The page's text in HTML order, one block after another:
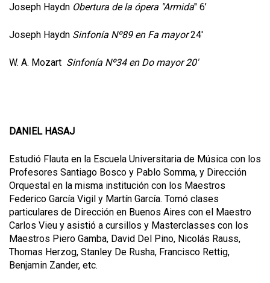
Joseph Haydn Obertura de la ópera "Armida" 6’
Joseph Haydn Sinfonía Nº89 en Fa mayor24'
W. A. Mozart Sinfonía Nº34 en Do mayor 20'
DANIEL HASAJ
Estudió Flauta en la Escuela Universitaria de Música con los
Profesores Santiago Bosco y Pablo Somma, y Dirección
Orquestal en la misma institución con los Maestros
Federico García Vigil y Martín García. Tomó clases
particulares de Dirección en Buenos Aires con el Maestro
Carlos Vieu y asistió a cursillos y Masterclasses con los
Maestros Piero Gamba, David Del Pino, Nicolás Rauss,
Thomas Herzog, Stanley De Rusha, Francisco Rettig,
Benjamin Zander, etc.